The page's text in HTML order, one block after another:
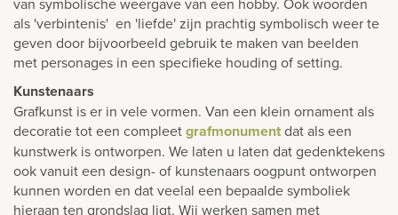
als 'verbintenis' en 'liefde' zijn prachtig symbolisch weer te
geven door bijvoorbeeld gebruik te maken van beelden
met personages in een specifieke houding of setting.
Kunstenaars
Grafkunst is er in vele vormen. Van een klein ornament als
decoratie tot een compleetgrafmonumentdat als een
kunstwerk is ontworpen. We laten u laten dat gedenktekens
ook vanuit een design- of kunstenaars oogpunt ontworpen
kunnen worden en dat veelal een bepaalde symboliek
hieraan ten grondslag ligt. Wij werken samen met